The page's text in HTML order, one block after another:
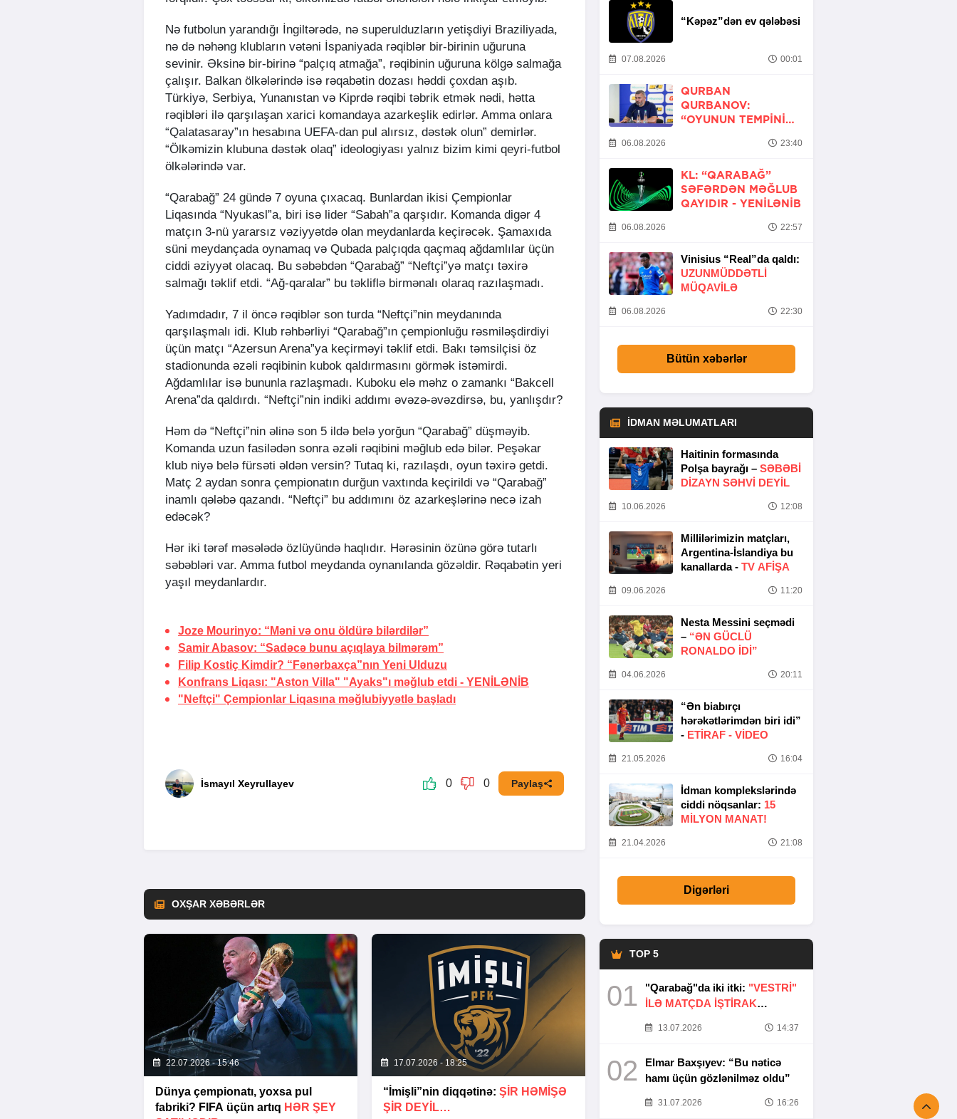
Nə futbolun yarandığı İngiltərədə, nə superulduzların yetişdiyi Braziliyada,
nə də nəhəng klubların vətəni İspaniyada rəqiblər bir-birinin uğuruna
sevinir. Əksinə bir-birinə “palçıq atmağa”, rəqibinin uğuruna kölgə salmağa
çalışır. Balkan ölkələrində isə rəqabətin dozası həddi çoxdan aşıb.
Türkiyə, Serbiya, Yunanıstan və Kiprdə rəqibi təbrik etmək nədi, hətta
rəqibləri ilə qarşılaşan xarici komandaya azarkeşlik edirlər. Amma onlara
“Qalatasaray”ın hesabına UEFA-dan pul alırsız, dəstək olun” demirlər.
“Ölkəmizin klubuna dəstək olaq” ideologiyası yalnız bizim kimi qeyri-futbol
ölkələrində var.
“Qarabağ” 24 gündə 7 oyuna çıxacaq. Bunlardan ikisi Çempionlar
Liqasında “Nyukasl”a, biri isə lider “Sabah”a qarşıdır. Komanda digər 4
matçın 3-nü yararsız vəziyyətdə olan meydanlarda keçirəcək. Şamaxıda
süni meydançada oynamaq və Qubada palçıqda qaçmaq ağdamlılar üçün
ciddi əziyyət olacaq. Bu səbəbdən “Qarabağ” “Neftçi”yə matçı təxirə
salmağı təklif etdi. “Ağ-qaralar” bu təkliflə birmənalı olaraq razılaşmadı.
Yadımdadır, 7 il öncə rəqiblər son turda “Neftçi”nin meydanında
qarşılaşmalı idi. Klub rəhbərliyi “Qarabağ”ın çempionluğu rəsmiləşdirdiyi
üçün matçı “Azersun Arena”ya keçirməyi təklif etdi. Bakı təmsilçisi öz
stadionunda əzəli rəqibinin kubok qaldırmasını görmək istəmirdi.
Ağdamlılar isə bununla razlaşmadı. Kuboku elə məhz o zamankı “Bakcell
Arena”da qaldırdı. “Neftçi”nin indiki addımı əvəzə-əvəzdirsə, bu, yanlışdır?
Həm də “Neftçi”nin əlinə son 5 ildə belə yorğun “Qarabağ” düşməyib.
Komanda uzun fasilədən sonra əzəli rəqibini məğlub edə bilər. Peşəkar
klub niyə belə fürsəti əldən versin? Tutaq ki, razılaşdı, oyun təxirə getdi.
Matç 2 aydan sonra çempionatın durğun vaxtında keçirildi və “Qarabağ”
inamlı qələbə qazandı. “Neftçi” bu addımını öz azarkeşlərinə necə izah
edəcək?
Hər iki tərəf məsələdə özlüyündə haqlıdır. Hərəsinin özünə görə tutarlı
səbəbləri var. Amma futbol meydanda oynanılanda gözəldir. Rəqabətin yeri
yaşıl meydanlardır.
Joze Mourinyo: “Məni və onu öldürə bilərdilər”
Samir Abasov: “Sadəcə bunu açıqlaya bilmərəm”
Filip Kostiç Kimdir? “Fənərbaxça”nın Yeni Ulduzu
Konfrans Liqası: "Aston Villa" "Ayaks"ı məğlub etdi - YENİLƏNİB
"Neftçi" Çempionlar Liqasına məğlubiyyətlə başladı
İsmayıl Xeyrullayev 0 0 Paylaş
OXŞAR XƏBƏRLƏR
22.07.2026 - 15:46
Dünya çempionatı, yoxsa pul
fabriki? FIFA üçün artıq HƏR ŞEY
17.07.2026 - 18:25
“İmişli”nin diqqətinə: ŞIR HƏMIŞƏ
ŞIR DEYIL…
“Kəpəz”dən ev qələbəsi
07.08.2026 00:01
QURBAN
QURBANOV:
“OYUNUN TEMPINI
06.08.2026 23:40
KL: “QARABAĞ”
SƏFƏRDƏN MƏĞLUB
QAYIDIR - YENİLƏNİB
06.08.2026 22:57
Vinisius “Real”da qaldı:
UZUNMÜDDƏTLİ
MÜQAVİLƏ
06.08.2026 22:30
Bütün xəbərlər
İDMAN MƏLUMATLARI
Haitinin formasında
Polşa bayrağı – SƏBƏBI
DIZAYN SƏHVI DEYIL
10.06.2026 12:08
Millilərimizin matçları,
Argentina-İslandiya bu
kanallarda - TV AFİŞA
09.06.2026 11:20
Nesta Messini seçmədi
– “ƏN GÜCLÜ
RONALDO IDI”
04.06.2026 20:11
“Ən biabırçı
hərəkətlərimdən biri idi”
- ETIRAF - VİDEO
21.05.2026 16:04
İdman komplekslərində
ciddi nöqsanlar: 15
MILYON MANAT!
21.04.2026 21:08
Digərləri
TOP 5
01 "Qarabağ"da iki itki: "VESTRİ"
İLƏ MATÇDA İŞTİRAK
13.07.2026 14:37
02
Elmar Baxşıyev: “Bu nəticə
hamı üçün gözlənilməz oldu”
31.07.2026 16:26